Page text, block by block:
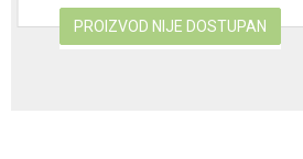
PROIZVOD NIJE DOSTUPAN